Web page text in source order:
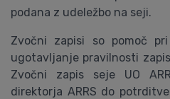
podana z udeležbo na seji.
Zvočni zapisi so pomoč
ugotavljanje pravilnosti
Zvočni zapis seje UO
direktorja ARRS do